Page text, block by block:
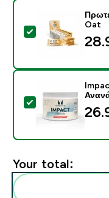
Select this
Oat
Select this
Your total: